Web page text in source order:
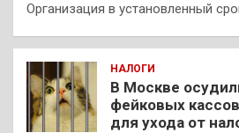
Организация в установленный
НАЛОГИ
В Москве
фейковых
для ухода от